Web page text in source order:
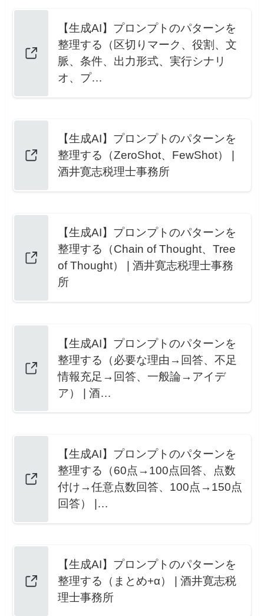
【生成AI】プロンプトのパターンを
整理する（区切りマーク、役割、文
脈、条件、出力形式、実行シナリ
オ、プ…
【生成AI】プロンプトのパターンを
整理する（ZeroShot、FewShot） |
酒井寛志税理士事務所
【生成AI】プロンプトのパターンを
整理する（Chain of Thought、Tree
of Thought） | 酒井寛志税理士事務
所
【生成AI】プロンプトのパターンを
整理する（必要な理由→回答、不足
情報充足→回答、一般論→アイデ
ア） | 酒…
【生成AI】プロンプトのパターンを
整理する（60点→100点回答、点数
付け→任意点数回答、100点→150点
回答） |…
【生成AI】プロンプトのパターンを
整理する（まとめ+α） | 酒井寛志税
理士事務所